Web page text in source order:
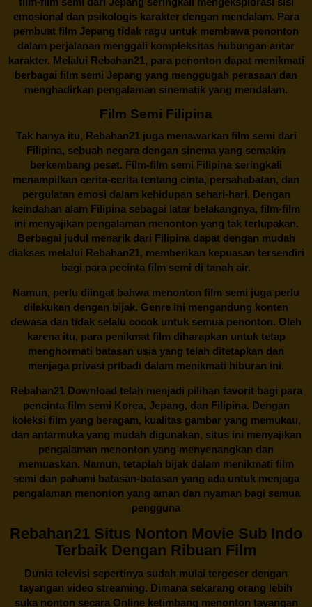
emosional dan psikologis karakter dengan mendalam. Para
pembuat film Jepang tidak ragu untuk membawa penonton
dalam perjalanan menggali kompleksitas hubungan antar
karakter. Melalui Rebahan21, para penonton dapat menikmati
berbagai film semi Jepang yang menggugah perasaan dan
menghadirkan pengalaman sinematik yang mendalam.
Film Semi Filipina
Tak hanya itu, Rebahan21juga menawarkan film semi dari
Filipina, sebuah negara dengan sinema yang semakin
berkembang pesat. Film-film semi Filipina seringkali
menampilkan cerita-cerita tentang cinta, persahabatan, dan
pergulatan emosi dalam kehidupan sehari-hari. Dengan
keindahan alam Filipina sebagai latar belakangnya, film-film
ini menyajikan pengalaman menonton yang tak terlupakan.
Berbagai judul menarik dari Filipina dapat dengan mudah
diakses melalui Rebahan21, memberikan kepuasan tersendiri
bagi para pecinta film semi di tanah air.
Namun, perlu diingat bahwa menonton film semi juga perlu
dilakukan dengan bijak. Genre ini mengandung konten
dewasa dan tidak selalu cocok untuk semua penonton. Oleh
karena itu, para penikmat film diharapkan untuk tetap
menghormati batasan usia yang telah ditetapkan dan
menjaga privasi pribadi dalam menikmati hiburan ini.
Rebahan21Download telah menjadi pilihan favorit bagi para
pencinta film semi Korea, Jepang, dan Filipina. Dengan
koleksi film yang beragam, kualitas gambar yang memukau,
dan antarmuka yang mudah digunakan, situs ini menyajikan
pengalaman menonton yang menyenangkan dan
memuaskan. Namun, tetaplah bijak dalam menikmati film
semi dan pahami batasan-batasan yang ada untuk menjaga
pengalaman menonton yang aman dan nyaman bagi semua
pengguna
Rebahan21 Situs Nonton Movie Sub Indo
Terbaik Dengan Ribuan Film
Dunia televisi sepertinya sudah mulai tergeser dengan
tayangan video streaming. Dimana sekarang orang lebih
suka nonton secara Online ketimbang menonton tayangan